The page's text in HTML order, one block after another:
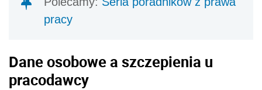
pracy
Dane osobowe a szczepienia u
pracodawcy